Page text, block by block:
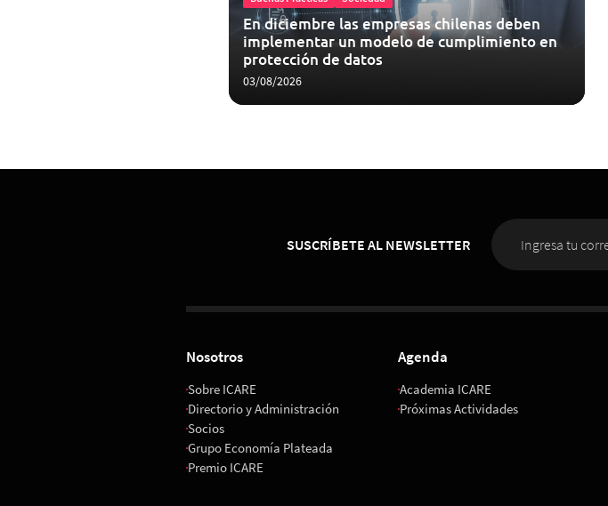
En diciembre las empresas chilenas deben
implementar un modelo de cumplimiento en
protección de datos
03/08/2026
SUSCRÍBETE AL NEWSLETTER
Nosotros
Sobre ICARE
Directorio y Administración
Socios
Grupo Economía Plateada
Premio ICARE
Agenda
Academia ICARE
Próximas Actividades